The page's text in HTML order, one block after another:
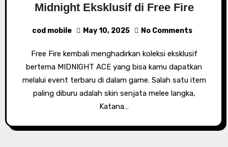
Midnight Eksklusif di Free Fire
cod mobile May 10, 2025 No Comments
Free Fire kembali menghadirkan koleksi eksklusif
bertema MIDNIGHT ACE yang bisa kamu dapatkan
melalui event terbaru di dalam game. Salah satu item
paling diburu adalah skin senjata melee langka,
Katana…